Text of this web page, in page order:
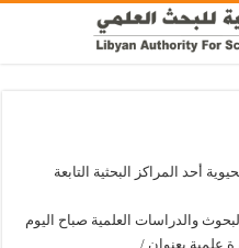
أحد المراكز البحثية التابعة
والدراسات العلمية صباح اليوم